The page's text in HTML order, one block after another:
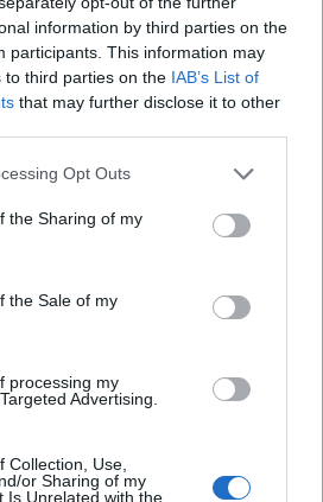
information by third parties on the
participants. This information may
to third parties on the IAB’s List of
that may further disclose it to other
app uses one or more Google
usage behaviour. You may click to
Google and its third-party tags to
specified purposes in below Google
Opt Outs
the Sharing of my
the Sale of my
processing my
Advertising.
Collection, Use,
or Sharing of my
Is Unrelated with the